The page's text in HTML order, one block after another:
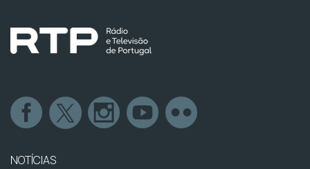
NOTÍCIAS